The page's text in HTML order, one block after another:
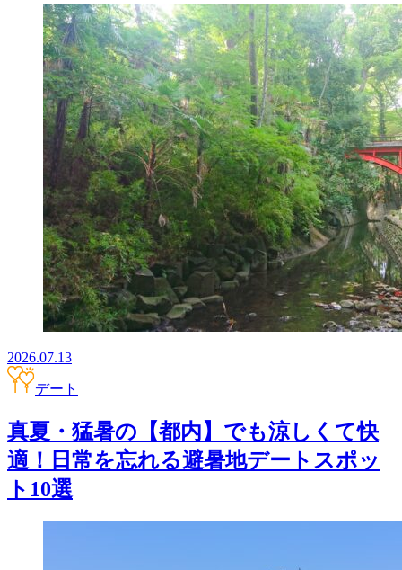
2026.07.13
デート
真夏・猛暑の【都内】でも涼しくて快
適！日常を忘れる避暑地デートスポッ
ト10選